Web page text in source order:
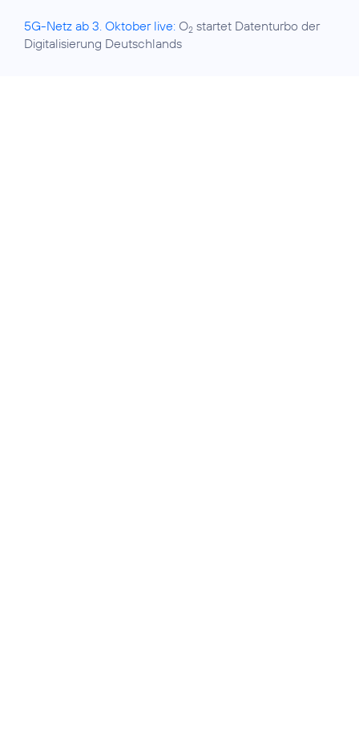
5G-Netz ab 3. Oktober live: O2 startet Datenturbo der
Digitalisierung Deutschlands